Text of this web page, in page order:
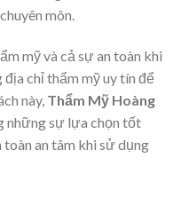
môn.
mỹ và cả sự an toàn khi
chỉ thẩm mỹ uy tín để
này, Thẩm Mỹ Hoàng
những sự lựa chọn tốt
an tâm khi sử dụng